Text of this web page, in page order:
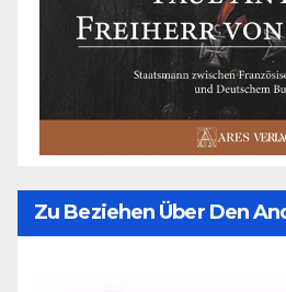
Zu Beziehen Über Den